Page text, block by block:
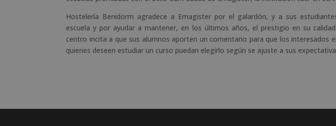
Hostelería Benidorm agradece a Emagister por el galardón, y a sus
escuela y por ayudar a mantener, en los últimos años, el prestigio en su
centro incita a que sus alumnos aporten un comentario para que los interesados
quienes deseen estudiar un curso puedan elegirlo según se ajuste a sus